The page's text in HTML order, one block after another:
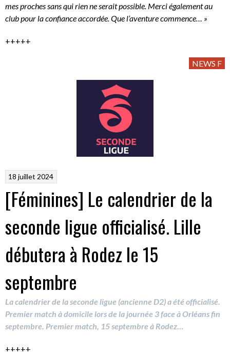
mes proches sans qui rien ne serait possible. Merci également au
club pour la confiance accordée. Que l’aventure commence… »
+++++
NEWS F
18 juillet 2024
[Féminines] Le calendrier de la
seconde ligue officialisé. Lille
débutera à Rodez le 15
septembre
La calendrier de la seconde ligue (ancienne D2) a été officialisé.
Premier match à domicile lors de la journée 3 face à Orléans fin
septembre. Premier match, 15 septembre à Rodez…
+++++